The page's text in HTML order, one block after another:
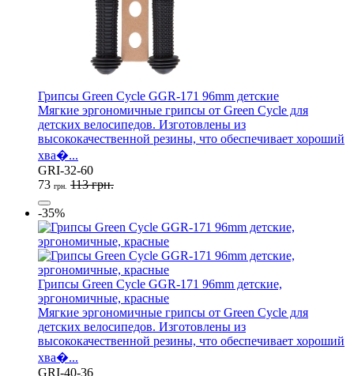
Грипсы Green Cycle GGR-171 96mm детские
Мягкие эргономичные грипсы от Green Cycle для
детских велосипедов. Изготовлены из
высококачественной резины, что обеспечивает хороший
хва�...
GRI-32-60
73 грн. 113 грн.
-35%
Грипсы Green Cycle GGR-171 96mm детские,
эргономичные, красные
Мягкие эргономичные грипсы от Green Cycle для
детских велосипедов. Изготовлены из
высококачественной резины, что обеспечивает хороший
хва�...
GRI-40-36